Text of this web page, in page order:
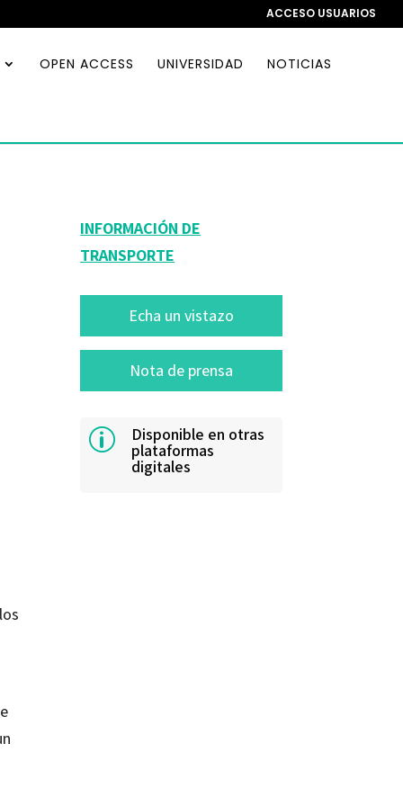
ACCESO USUARIOS
OPEN ACCESS UNIVERSIDAD NOTICIAS
INFORMACIÓN DE
TRANSPORTE
Echa un vistazo
Nota de prensa
p Disponible en otras
plataformas
digitales